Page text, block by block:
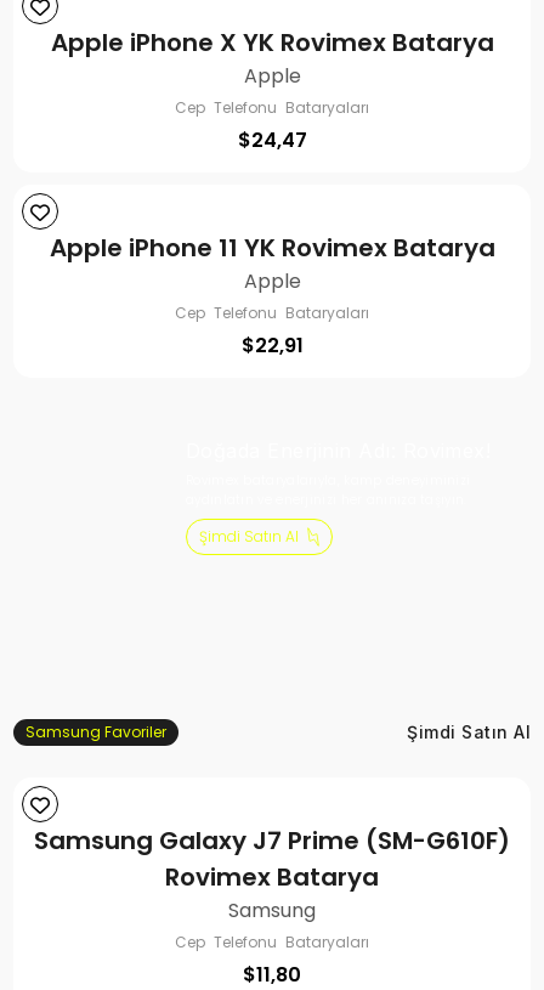
Apple iPhone X YK Rovimex Batarya
Apple
Cep Telefonu Bataryaları
$24,47
Apple iPhone 11 YK Rovimex Batarya
Apple
Cep Telefonu Bataryaları
$22,91
Şimdi Satın Al
Samsung Favoriler Şimdi Satın Al
Samsung Galaxy J7 Prime (SM-G610F)
Rovimex Batarya
Samsung
Cep Telefonu Bataryaları
$11,80